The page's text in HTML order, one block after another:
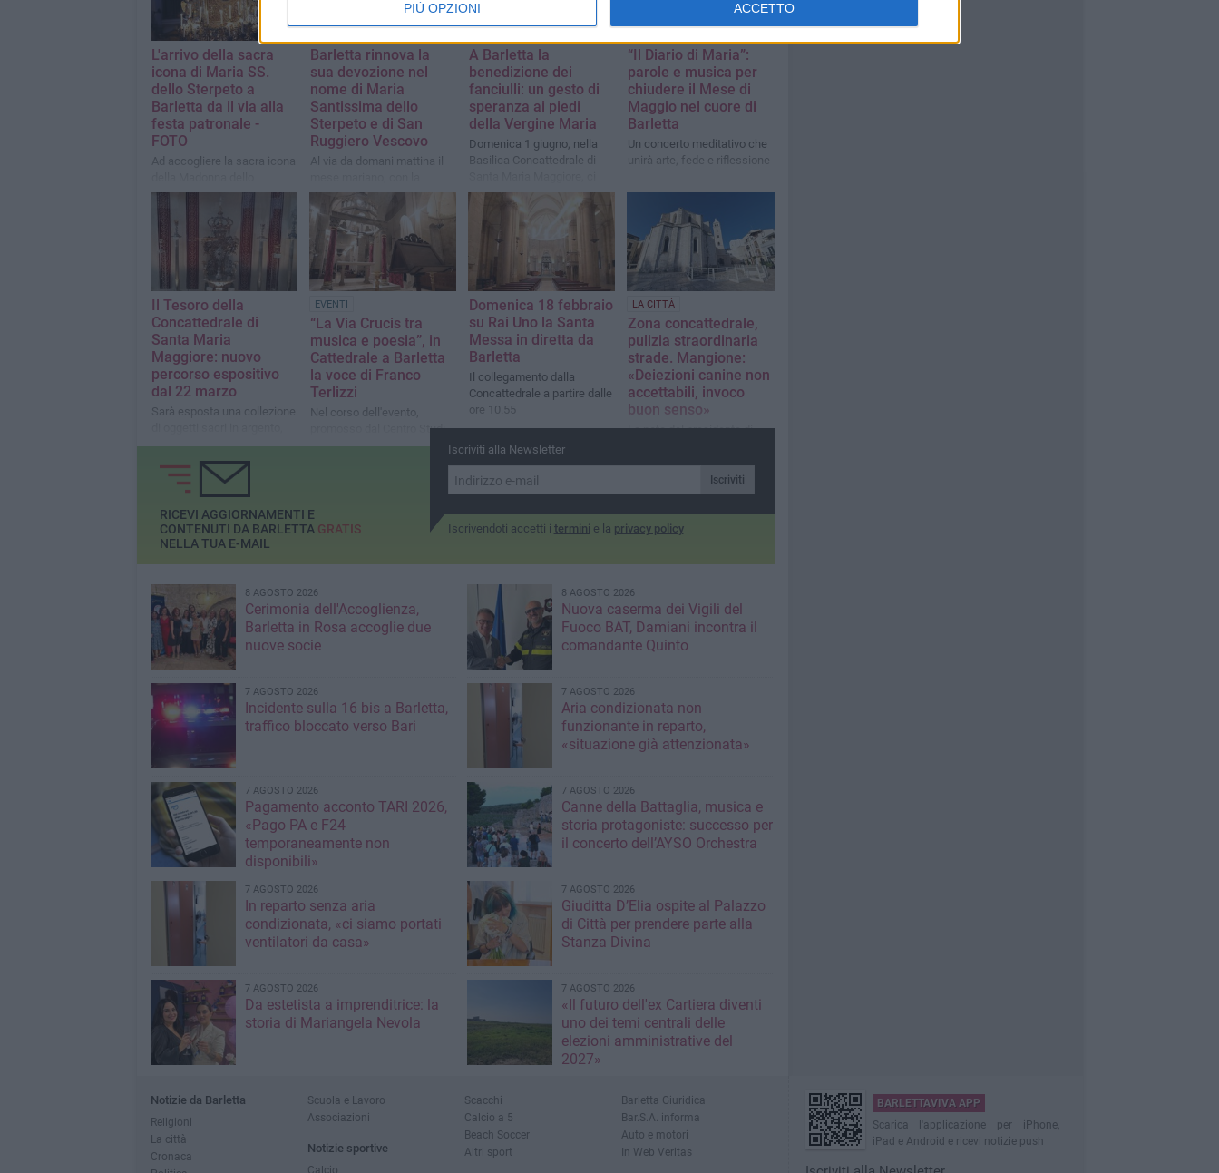
PIÙ OPZIONI ACCETTO
L'arrivo della sacra
icona di Maria SS.
dello Sterpeto a
Barletta da il via alla
festa patronale -
FOTO
Ad accogliere la sacra icona
Sterpeto, il busto reliquiario
occasione dei 750 anni della
traslazione delle spoglie del
Barletta rinnova la
sua devozione nel
nome di Maria
Santissima dello
Sterpeto e di San
Ruggiero Vescovo
Al via da domani mattina il
presenza in Cattedrale
dell'icona della Vergine
Santissima dello Sterpeto e
del busto reliquiario di San
Ruggiero
A Barletta la
benedizione dei
fanciulli: un gesto di
speranza ai piedi
della Vergine Maria
Domenica 1 giugno, nella
Basilica Concattedrale di
sarà la benedizione per
bambini e ragazzi
“Il Diario di Maria”:
parole e musica per
chiudere il Mese di
Maggio nel cuore di
Barletta
Un concerto meditativo che
unirà arte, fede e riflessione
Il Tesoro della
Concattedrale di
Santa Maria
Maggiore: nuovo
percorso espositivo
dal 22 marzo
Sarà esposta una collezione
veri e propri capolavori di
arte orafa
EVENTI
“La Via Crucis tra
musica e poesia”, in
Cattedrale a Barletta
la voce di Franco
Terlizzi
Nel corso dell'evento,
promosso dal Centro Studi
“Barletta in Rosa", verranno
Domenica 18 febbraio
su Rai Uno la Santa
Messa in diretta da
Barletta
Il collegamento dalla
Concattedrale a partire dalle
ore 10.55
LA CITTÀ
Zona concattedrale,
pulizia straordinaria
strade. Mangione:
«Deiezioni canine non
accettabili, invoco
buon senso»
La nota del presidente di
Iscriviti alla Newsletter
Iscriviti
Iscrivendoti accetti i termini e la privacy policy
RICEVI AGGIORNAMENTI E
CONTENUTI DA BARLETTA GRATIS
NELLA TUA E-MAIL
8 AGOSTO 2026
Cerimonia dell'Accoglienza,
Barletta in Rosa accoglie due
nuove socie
8 AGOSTO 2026
Nuova caserma dei Vigili del
Fuoco BAT, Damiani incontra il
comandante Quinto
7 AGOSTO 2026
Incidente sulla 16 bis a Barletta,
traffico bloccato verso Bari
7 AGOSTO 2026
Aria condizionata non
funzionante in reparto,
«situazione già attenzionata»
7 AGOSTO 2026
Pagamento acconto TARI 2026,
«Pago PA e F24
temporaneamente non
disponibili»
7 AGOSTO 2026
Canne della Battaglia, musica e
storia protagoniste: successo per
il concerto dell’AYSO Orchestra
7 AGOSTO 2026
In reparto senza aria
condizionata, «ci siamo portati
ventilatori da casa»
7 AGOSTO 2026
Giuditta D’Elia ospite al Palazzo
di Città per prendere parte alla
Stanza Divina
7 AGOSTO 2026
Da estetista a imprenditrice: la
storia di Mariangela Nevola
7 AGOSTO 2026
«Il futuro dell'ex Cartiera diventi
uno dei temi centrali delle
elezioni amministrative del
2027»
Notizie da Barletta
Religioni
La città
Cronaca
Scuola e Lavoro
Associazioni
Notizie sportive
Calcio
Scacchi
Calcio a 5
Beach Soccer
Altri sport
Barletta Giuridica
Bar.S.A. informa
Auto e motori
In Web Veritas
BARLETTAVIVA APP
Scarica l'applicazione per iPhone,
iPad e Android e ricevi notizie push